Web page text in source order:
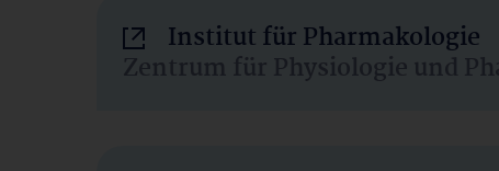
Institut für Pharmakologie
Zentrum für Physiologie und